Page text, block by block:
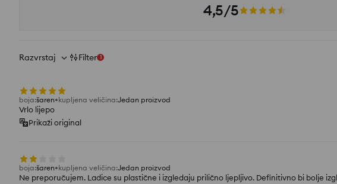
4,5/5
Razvrstaj Filter 1
boja:šaren kupljena veličina:Jedan proizvod
Vrlo lijepo
Prikaži original
boja:šaren kupljena veličina:Jedan proizvod
Ne preporučujem. Ladice su plastične i izgledaju prilično ljepljivo. Definitivno bi bolje